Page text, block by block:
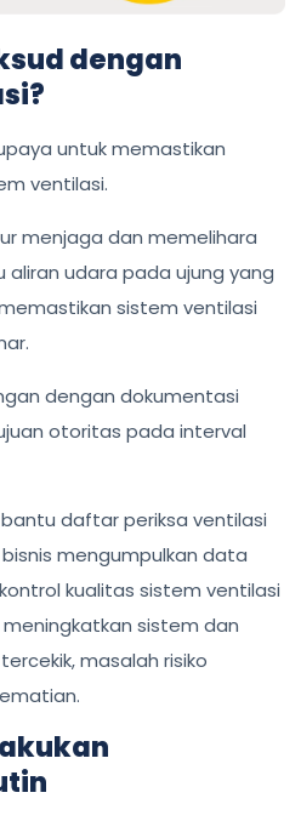
dengan
untuk memastikan
ventilasi.
menjaga dan memelihara
aliran udara pada ujung yang
sistem ventilasi
dengan dokumentasi
otoritas pada interval
daftar periksa ventilasi
mengumpulkan data
kualitas sistem ventilasi
sistem dan
masalah risiko